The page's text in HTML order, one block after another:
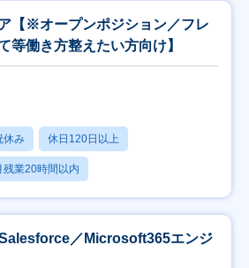
【※オープンポジション／フレ
等働き方整えたい方向け】
休み 休日120日以上
残業20時間以内
／Microsoft365エンジ